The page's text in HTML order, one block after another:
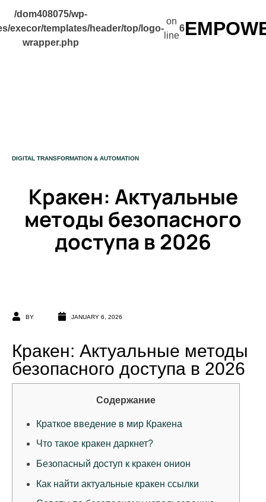
/dom408075/wp-
execor/templates/header/top/logo-
wrapper.php
on
line
6
Кракен: Актуальные
методы безопасного
доступа в 2026
CATEGORY
DIGITAL TRANSFORMATION & AUTOMATION
BY JANUARY 6, 2026
Кракен: Актуальные методы
безопасного доступа в 2026
Содержание
Краткое введение в мир Кракена
Что такое кракен даркнет?
Безопасный доступ к кракен онион
Как найти актуальные кракен ссылки